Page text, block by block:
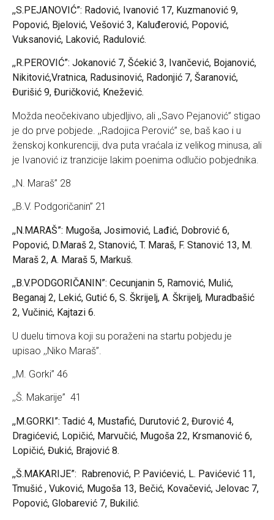
,,S.PEJANOVIĆ”: Radović, Ivanović 17, Kuzmanović 9,
Popović, Bjelović, Vešović 3, Kaluđerović, Popović,
Vuksanović, Laković, Radulović.
,,R.PEROVIĆ”: Jokanović 7, Šćekić 3, Ivančević, Bojanović,
Nikitović,Vratnica, Radusinović, Radonjić 7, Šaranović,
Đurišić 9, Đuričković, Knežević.
Možda neočekivano ubjedljivo, ali ,,Savo Pejanović” stigao
je do prve pobjede. ,,Radojica Perović” se, baš kao i u
ženskoj konkurenciji, dva puta vraćala iz velikog minusa, ali
je Ivanović iz tranzicije lakim poenima odlučio pobjednika.
,,N. Maraš” 28
,,B.V. Podgoričanin” 21
,,N.MARAŠ”: Mugoša, Josimović, Lađić, Dobrović 6,
Popović, D.Maraš 2, Stanović, T. Maraš, F. Stanović 13, M.
Maraš 2, A. Maraš 5, Markuš.
,,B.V.PODGORIČANIN”: Cecunjanin 5, Ramović, Mulić,
Beganaj 2, Lekić, Gutić 6, S. Škrijelj, A. Škrijelj, Muradbašić
2, Vučinić, Kajtazi 6.
U duelu timova koji su poraženi na startu pobjedu je
upisao ,,Niko Maraš”.
,,M. Gorki” 46
,,Š. Makarije” 41
,,M.GORKI”: Tadić 4, Mustafić, Durutović 2, Đurović 4,
Dragićević, Lopičić, Marvučić, Mugoša 22, Krsmanović 6,
Lopičić, Đukić, Brajović 8.
,,Š.MAKARIJE”: Rabrenović, P. Pavićević, L. Pavićević 11,
Tmušić , Vuković, Mugoša 13, Bečić, Kovačević, Jelovac 7,
Popović, Globarević 7, Bukilić.